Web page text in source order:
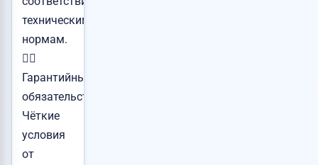
техническим
нормам.
👉🏻
Гарантийные
обязательства:
Чёткие
условия
от